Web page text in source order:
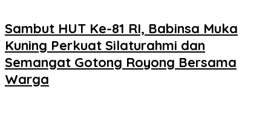
Sambut HUT Ke-81 RI, Babinsa Muka
Kuning Perkuat Silaturahmi dan
Semangat Gotong Royong Bersama
Warga